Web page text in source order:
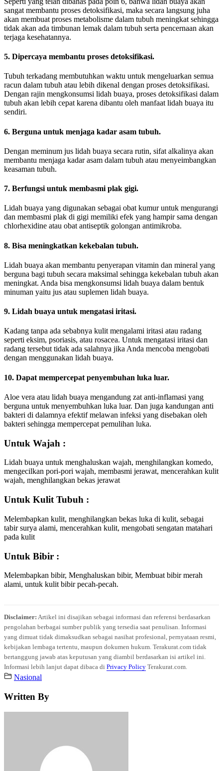
sangat membantu proses detoksifikasi, maka secara langsung juha
akan membuat proses metabolisme dalam tubuh meningkat sehingga
tidak akan ada timbunan lemak dalam tubuh serta pencernaan akan
terjaga kesehatannya.
5. Dipercaya membantu proses detoksifikasi.
Tubuh terkadang membutuhkan waktu untuk mengeluarkan semua
racun dalam tubuh atau lebih dikenal dengan proses detoksifikasi.
Dengan rajin mengkonsumsi lidah buaya, proses detoksifikasi dalam
tubuh akan lebih cepat karena dibantu oleh manfaat lidah buaya itu
sendiri.
6. Berguna untuk menjaga kadar asam tubuh.
Dengan meminum jus lidah buaya secara rutin, sifat alkalinya akan
membantu menjaga kadar asam dalam tubuh atau menyeimbangkan
keasaman tubuh.
7. Berfungsi untuk membasmi plak gigi.
Lidah buaya yang digunakan sebagai obat kumur untuk mengurangi
dan membasmi plak di gigi memiliki efek yang hampir sama dengan
chlorhexidine atau obat antiseptik golongan antimikroba.
8. Bisa meningkatkan kekebalan tubuh.
Lidah buaya akan membantu penyerapan vitamin dan mineral yang
berguna bagi tubuh secara maksimal sehingga kekebalan tubuh akan
meningkat. Anda bisa mengkonsumsi lidah buaya dalam bentuk
minuman yaitu jus atau suplemen lidah buaya.
9. Lidah buaya untuk mengatasi iritasi.
Kadang tanpa ada sebabnya kulit mengalami iritasi atau radang
seperti eksim, psoriasis, atau rosacea. Untuk mengatasi iritasi dan
radang tersebut tidak ada salahnya jika Anda mencoba mengobati
dengan menggunakan lidah buaya.
10. Dapat mempercepat penyembuhan luka luar.
Aloe vera atau lidah buaya mengandung zat anti-inflamasi yang
berguna untuk menyembuhkan luka luar. Dan juga kandungan anti
bakteri di dalamnya efektif melawan infeksi yang disebakan oleh
bakteri sehingga mempercepat pemulihan luka.
Untuk Wajah :
Lidah buaya untuk menghaluskan wajah, menghilangkan komedo,
mengecilkan pori-pori wajah, membasmi jerawat, mencerahkan kulit
wajah, menghilangkan bekas jerawat
Untuk Kulit Tubuh :
Melembapkan kulit, menghilangkan bekas luka di kulit, sebagai
tabir surya alami, mencerahkan kulit, mengobati sengatan matahari
pada kulit
Untuk Bibir :
Melembapkan bibir, Menghaluskan bibir, Membuat bibir merah
alami, untuk kulit bibir pecah-pecah.
Disclaimer: Artikel ini disajikan sebagai informasi dan referensi berdasarkan
pengolahan berbagai sumber publik yang tersedia saat penulisan. Informasi
yang dimuat tidak dimaksudkan sebagai nasihat profesional, pernyataan resmi,
kebijakan lembaga tertentu, maupun dokumen hukum. Terakurat.com tidak
bertanggung jawab atas keputusan yang diambil berdasarkan isi artikel ini.
Informasi lebih lanjut dapat dibaca di Privacy Policy Terakurat.com.
Nasional
Written By